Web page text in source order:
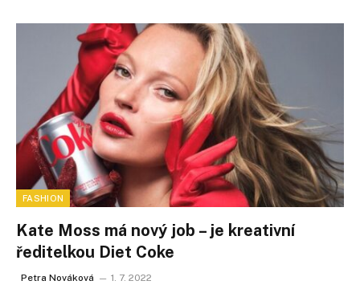
FASHION
Kate Moss má nový job – je kreativní
ředitelkou Diet Coke
Petra Nováková 1. 7. 2022